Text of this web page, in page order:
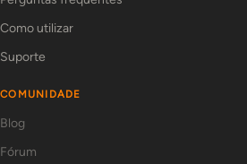
Como utilizar
Suporte
COMUNIDADE
Blog
Fórum